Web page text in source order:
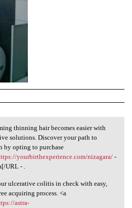
thinning hair
thinning hair becomes easier with
solutions. Discover your path to
by opting to purchase
yourbirthexperience.com/nizagara/-
URL - .
ulcerative colitis in check with easy,
acquiring process. <a
astra-